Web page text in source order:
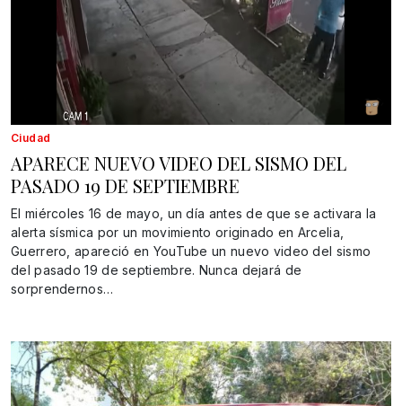
Ciudad
APARECE NUEVO VIDEO DEL SISMO DEL
PASADO 19 DE SEPTIEMBRE
El miércoles 16 de mayo, un día antes de que se activara la
alerta sísmica por un movimiento originado en Arcelia,
Guerrero, apareció en YouTube un nuevo video del sismo
del pasado 19 de septiembre. Nunca dejará de
sorprendernos…